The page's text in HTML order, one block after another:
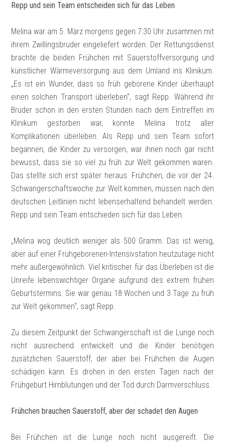
Repp und sein Team entscheiden sich für das Leben
Melina war am 5. März morgens gegen 7:30 Uhr zusammen mit
ihrem Zwillingsbruder eingeliefert worden. Der Rettungsdienst
brachte die beiden Frühchen mit Sauerstoffversorgung und
künstlicher Wärmeversorgung aus dem Umland ins Klinikum.
„Es ist ein Wunder, dass so früh geborene Kinder überhaupt
einen solchen Transport überleben“, sagt Repp. Während ihr
Bruder schon in den ersten Stunden nach dem Eintreffen im
Klinikum gestorben war, konnte Melina trotz aller
Komplikationen überleben. Als Repp und sein Team sofort
begannen, die Kinder zu versorgen, war ihnen noch gar nicht
bewusst, dass sie so viel zu früh zur Welt gekommen waren.
Das stellte sich erst später heraus. Frühchen, die vor der 24.
Schwangerschaftswoche zur Welt kommen, müssen nach den
deutschen Leitlinien nicht lebenserhaltend behandelt werden.
Repp und sein Team entschieden sich für das Leben.
„Melina wog deutlich weniger als 500 Gramm. Das ist wenig,
aber auf einer Frühgeborenen-Intensivstation heutzutage nicht
mehr außergewöhnlich. Viel kritischer für das Überleben ist die
Unreife lebenswichtiger Organe aufgrund des extrem frühen
Geburtstermins. Sie war genau 18 Wochen und 3 Tage zu früh
zur Welt gekommen“, sagt Repp.
Zu diesem Zeitpunkt der Schwangerschaft ist die Lunge noch
nicht ausreichend entwickelt und die Kinder benötigen
zusätzlichen Sauerstoff, der aber bei Frühchen die Augen
schädigen kann. Es drohen in den ersten Tagen nach der
Frühgeburt Hirnblutungen und der Tod durch Darmverschluss.
Frühchen brauchen Sauerstoff, aber der schadet den Augen
Bei Frühchen ist die Lunge noch nicht ausgereift. Die